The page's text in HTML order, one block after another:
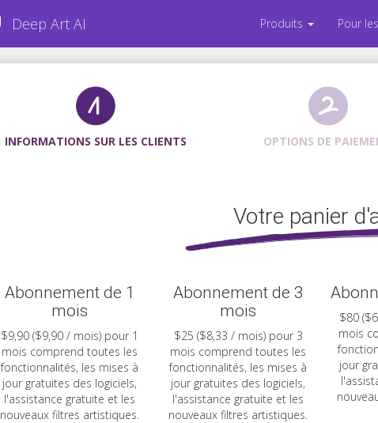
Deep Art AI Produits Pour
INFORMATIONS SUR LES CLIENTS OPTIONS DE
Votre panier
Abonnement de 1
mois
$9,90 ($9,90 / mois) pour 1
mois comprend toutes les
fonctionnalités, les mises à
jour gratuites des logiciels,
l'assistance gratuite et les
nouveaux filtres artistiques.
Abonnement de 3
mois
$25 ($8,33 / mois) pour 3
mois comprend toutes les
fonctionnalités, les mises à
jour gratuites des logiciels,
l'assistance gratuite et les
nouveaux filtres artistiques.
$80
mois
jour